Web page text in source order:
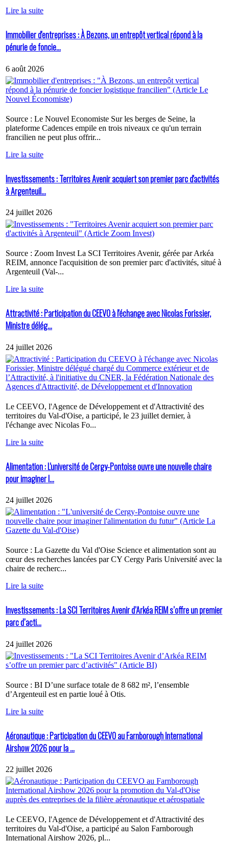
Lire la suite
Immobilier d'entreprises : À Bezons, un entrepôt vertical répond à la
pénurie de foncie...
6 août 2026
Source : Le Nouvel Economiste Sur les berges de Seine, la
plateforme Cadences empile en trois niveaux ce qu'un terrain
francilien ne peut plus offrir...
Lire la suite
Investissements : Territoires Avenir acquiert son premier parc d'activités
à Argenteuil...
24 juillet 2026
Source : Zoom Invest La SCI Territoires Avenir, gérée par Arkéa
REIM, annonce l'acquisition de son premier parc d'activités, situé à
Argenteuil (Val-...
Lire la suite
Attractivité : Participation du CEEVO à l'échange avec Nicolas Forissier,
Ministre délég...
24 juillet 2026
Le CEEVO, l'Agence de Développement et d'Attractivité des
territoires du Val-d'Oise, a participé, le 23 juillet dernier, à
l'échange avec Nicolas Fo...
Lire la suite
Alimentation : L'université de Cergy-Pontoise ouvre une nouvelle chaire
pour imaginer l...
24 juillet 2026
Source : La Gazette du Val d'Oise Science et alimentation sont au
cœur des recherches lancées par CY Cergy Paris Université avec la
chaire de recherc...
Lire la suite
Investissements : La SCI Territoires Avenir d’Arkéa REIM s’offre un premier
parc d’acti...
24 juillet 2026
Source : BI D’une surface totale de 8 682 m², l’ensemble
d’Argenteuil est en partie loué à Otis.
Lire la suite
Aéronautique : Participation du CEEVO au Farnborough International
Airshow 2026 pour la ...
22 juillet 2026
Le CEEVO, l'Agence de Développement et d'Attractivité des
territoires du Val-d'Oise, a participé au Salon Farnborough
International Airshow 2026, pl...